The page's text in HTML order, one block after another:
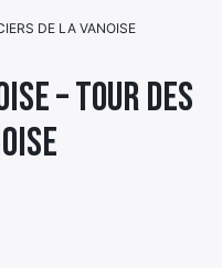
– TOUR DES
DE LA VANOISE
Élément
de
menu